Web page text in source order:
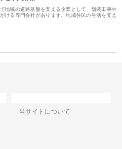
地域の道路基盤を支える企業として、舗装工事や
ける専門会社があります。地域住民の生活を支え
当サイトについて